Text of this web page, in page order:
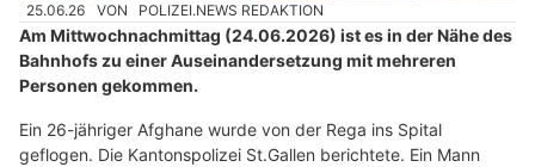
25.06.26 VON POLIZEI.NEWS REDAKTION
Am Mittwochnachmittag (24.06.2026) ist es in der Nähe des
Bahnhofs zu einer Auseinandersetzung mit mehreren
Personen gekommen.
Ein 26-jähriger Afghane wurde von der Rega ins Spital
geflogen. Die Kantonspolizei St.Gallen berichtete. Ein Mann